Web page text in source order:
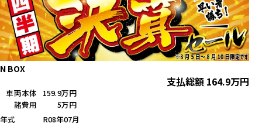
N BOX
支払総額 164.9万円
車両本体
159.9万円
諸費用
5万円
年式
R08年07月